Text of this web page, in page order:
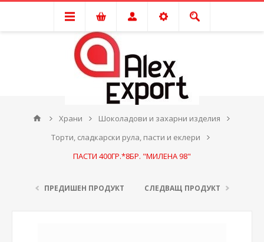
Храни
Шоколадови и захарни изделия
Торти, сладкарски рула, пасти и еклери
ПАСТИ 400ГР.*8БР. "МИЛЕНА 98"
ПРЕДИШЕН ПРОДУКТ СЛЕДВАЩ ПРОДУКТ